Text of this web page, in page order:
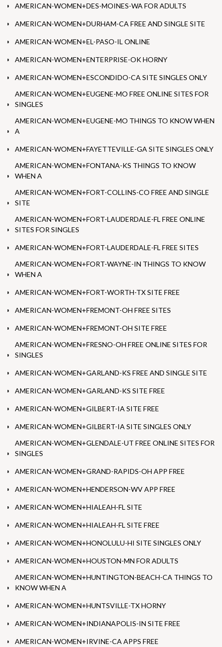
AMERICAN-WOMEN+DES-MOINES-WA FOR ADULTS
AMERICAN-WOMEN+DURHAM-CA FREE AND SINGLE SITE
AMERICAN-WOMEN+EL-PASO-IL ONLINE
AMERICAN-WOMEN+ENTERPRISE-OK HORNY
AMERICAN-WOMEN+ESCONDIDO-CA SITE SINGLES ONLY
AMERICAN-WOMEN+EUGENE-MO FREE ONLINE SITES FOR
SINGLES
AMERICAN-WOMEN+EUGENE-MO THINGS TO KNOW WHEN
A
AMERICAN-WOMEN+FAYETTEVILLE-GA SITE SINGLES ONLY
AMERICAN-WOMEN+FONTANA-KS THINGS TO KNOW
WHEN A
AMERICAN-WOMEN+FORT-COLLINS-CO FREE AND SINGLE
SITE
AMERICAN-WOMEN+FORT-LAUDERDALE-FL FREE ONLINE
SITES FOR SINGLES
AMERICAN-WOMEN+FORT-LAUDERDALE-FL FREE SITES
AMERICAN-WOMEN+FORT-WAYNE-IN THINGS TO KNOW
WHEN A
AMERICAN-WOMEN+FORT-WORTH-TX SITE FREE
AMERICAN-WOMEN+FREMONT-OH FREE SITES
AMERICAN-WOMEN+FREMONT-OH SITE FREE
AMERICAN-WOMEN+FRESNO-OH FREE ONLINE SITES FOR
SINGLES
AMERICAN-WOMEN+GARLAND-KS FREE AND SINGLE SITE
AMERICAN-WOMEN+GARLAND-KS SITE FREE
AMERICAN-WOMEN+GILBERT-IA SITE FREE
AMERICAN-WOMEN+GILBERT-IA SITE SINGLES ONLY
AMERICAN-WOMEN+GLENDALE-UT FREE ONLINE SITES FOR
SINGLES
AMERICAN-WOMEN+GRAND-RAPIDS-OH APP FREE
AMERICAN-WOMEN+HENDERSON-WV APP FREE
AMERICAN-WOMEN+HIALEAH-FL SITE
AMERICAN-WOMEN+HIALEAH-FL SITE FREE
AMERICAN-WOMEN+HONOLULU-HI SITE SINGLES ONLY
AMERICAN-WOMEN+HOUSTON-MN FOR ADULTS
AMERICAN-WOMEN+HUNTINGTON-BEACH-CA THINGS TO
KNOW WHEN A
AMERICAN-WOMEN+HUNTSVILLE-TX HORNY
AMERICAN-WOMEN+INDIANAPOLIS-IN SITE FREE
AMERICAN-WOMEN+IRVINE-CA APPS FREE